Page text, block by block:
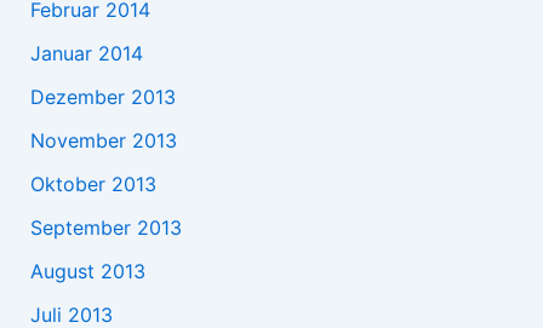
Februar 2014
Januar 2014
Dezember 2013
November 2013
Oktober 2013
September 2013
August 2013
Juli 2013